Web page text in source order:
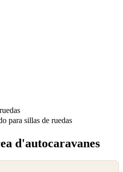
para sillas de ruedas
d'autocaravanes